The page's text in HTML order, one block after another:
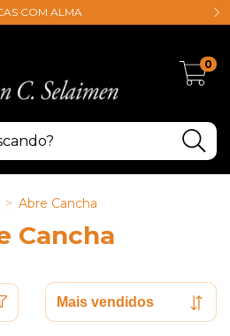
COM ALMA
0
> Abre Cancha
Cancha